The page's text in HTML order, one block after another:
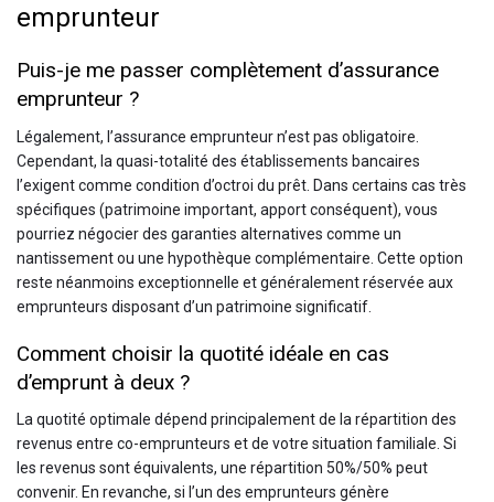
emprunteur
Puis-je me passer complètement d’assurance
emprunteur ?
Légalement, l’assurance emprunteur n’est pas obligatoire.
Cependant, la quasi-totalité des établissements bancaires
l’exigent comme condition d’octroi du prêt. Dans certains cas très
spécifiques (patrimoine important, apport conséquent), vous
pourriez négocier des garanties alternatives comme un
nantissement ou une hypothèque complémentaire. Cette option
reste néanmoins exceptionnelle et généralement réservée aux
emprunteurs disposant d’un patrimoine significatif.
Comment choisir la quotité idéale en cas
d’emprunt à deux ?
La quotité optimale dépend principalement de la répartition des
revenus entre co-emprunteurs et de votre situation familiale. Si
les revenus sont équivalents, une répartition 50%/50% peut
convenir. En revanche, si l’un des emprunteurs génère